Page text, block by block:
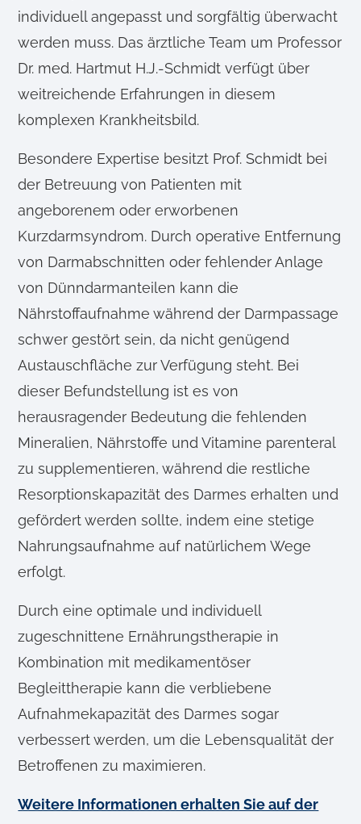
individuell angepasst und sorgfältig überwacht
werden muss. Das ärztliche Team um Professor
Dr. med. Hartmut H.J.-Schmidt verfügt über
weitreichende Erfahrungen in diesem
komplexen Krankheitsbild.
Besondere Expertise besitzt Prof. Schmidt bei
der Betreuung von Patienten mit
angeborenem oder erworbenen
Kurzdarmsyndrom. Durch operative Entfernung
von Darmabschnitten oder fehlender Anlage
von Dünndarmanteilen kann die
Nährstoffaufnahme während der Darmpassage
schwer gestört sein, da nicht genügend
Austauschfläche zur Verfügung steht. Bei
dieser Befundstellung ist es von
herausragender Bedeutung die fehlenden
Mineralien, Nährstoffe und Vitamine parenteral
zu supplementieren, während die restliche
Resorptionskapazität des Darmes erhalten und
gefördert werden sollte, indem eine stetige
Nahrungsaufnahme auf natürlichem Wege
erfolgt.
Durch eine optimale und individuell
zugeschnittene Ernährungstherapie in
Kombination mit medikamentöser
Begleittherapie kann die verbliebene
Aufnahmekapazität des Darmes sogar
verbessert werden, um die Lebensqualität der
Betroffenen zu maximieren.
Weitere Informationen erhalten Sie auf der